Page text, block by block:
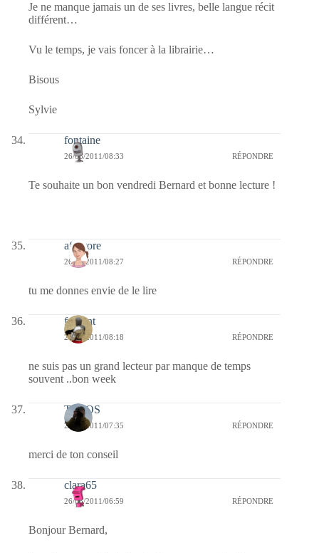
Je ne manque jamais un de ses livres, belle langue récit
différent…
Vu le temps, je vais foncer à la librairie…
Bisous
Sylvie
fontaine
26/08/2011/08:33 RÉPONDRE
Te souhaite un bon vendredi Bernard et bonne lecture !
afaurore
26/08/2011/08:27 RÉPONDRE
tu me donnes envie de le lire
fulgent
26/08/2011/08:18 RÉPONDRE
ne suis pas un grand lecteur par manque de temps
souvent ..bon week
TELOS
26/08/2011/07:35 RÉPONDRE
merci de ton conseil
clara65
26/08/2011/06:59 RÉPONDRE
Bonjour Bernard,